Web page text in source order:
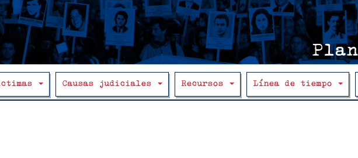
Causas judiciales Recursos Línea de tiempo